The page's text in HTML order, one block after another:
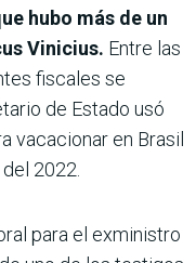
hubo más de un
Vinicius. Entre las
fiscales se
de Estado usó
vacacionar en Brasil
2022.
para el exministro